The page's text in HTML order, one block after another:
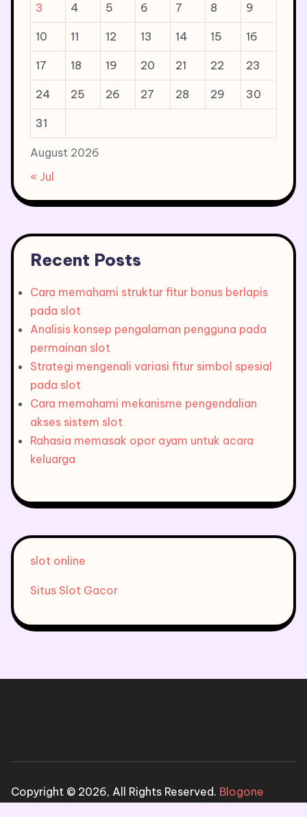
August 2026
3 4 5 6 7 8 9
10 11 12 13 14 15 16
17 18 19 20 21 22 23
24 25 26 27 28 29 30
31
« Jul
Recent Posts
Cara memahami struktur fitur bonus berlapis
pada slot
Analisis konsep pengalaman pengguna pada
permainan slot
Strategi mengenali variasi fitur simbol spesial
pada slot
Cara memahami mekanisme pengendalian
akses sistem slot
Rahasia memasak opor ayam untuk acara
keluarga
slot online
Situs Slot Gacor
Copyright © 2026, All Rights Reserved. Blogone